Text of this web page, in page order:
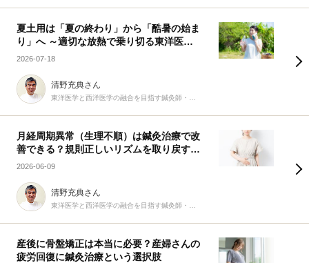
夏土用は「夏の終わり」から「酷暑の始ま
り」へ ～適切な放熱で乗り切る東洋医学
の知恵～
2026-07-18
清野充典さん
月経周期異常（生理不順）は鍼灸治療で改
善できる？規則正しいリズムを取り戻す9
つの生活習慣
2026-06-09
清野充典さん
産後に骨盤矯正は本当に必要？産婦さんの
疲労回復に鍼灸治療という選択肢